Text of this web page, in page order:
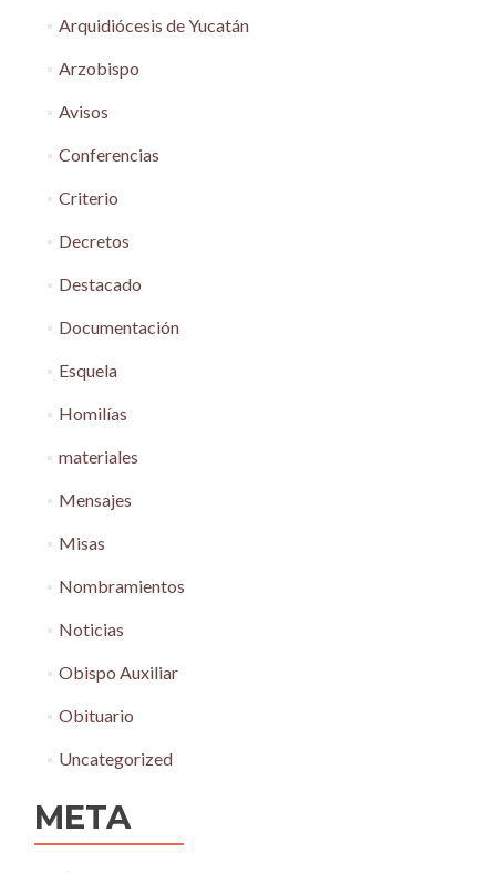
Arquidiócesis de Yucatán
Arzobispo
Avisos
Conferencias
Criterio
Decretos
Destacado
Documentación
Esquela
Homilías
materiales
Mensajes
Misas
Nombramientos
Noticias
Obispo Auxiliar
Obituario
Uncategorized
META